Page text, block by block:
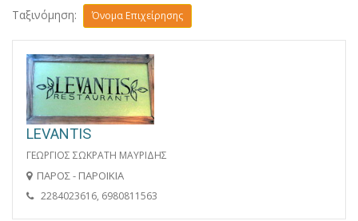
Ταξινόμηση: Όνομα Επιχείρησης
LEVANTIS
ΓΕΩΡΓΙΟΣ ΣΩΚΡΑΤΗ ΜΑΥΡΙΔΗΣ
ΠΑΡΟΣ - ΠΑΡΟΙΚΙΑ
2284023616, 6980811563